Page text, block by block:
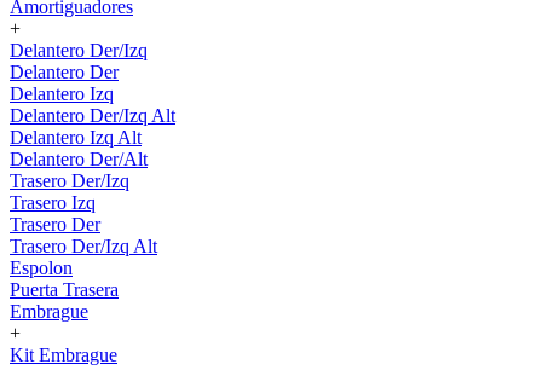
Amortiguadores
+
Delantero Der/Izq
Delantero Der
Delantero Izq
Delantero Der/Izq Alt
Delantero Izq Alt
Delantero Der/Alt
Trasero Der/Izq
Trasero Izq
Trasero Der
Trasero Der/Izq Alt
Espolon
Puerta Trasera
Embrague
+
Kit Embrague